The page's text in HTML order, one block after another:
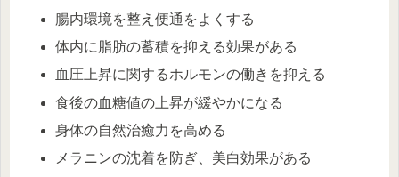
腸内環境を整え便通をよくする
体内に脂肪の蓄積を抑える効果がある
血圧上昇に関するホルモンの働きを抑える
食後の血糖値の上昇が緩やかになる
身体の自然治癒力を高める
メラニンの沈着を防ぎ、美白効果がある